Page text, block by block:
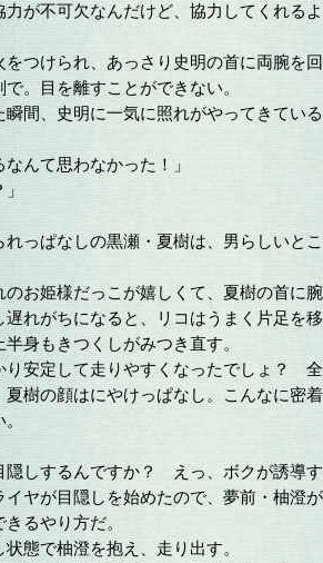
力が不可欠なんだけど、協力してくれる
つけられ、あっさり史明の首に両腕を
。目を離すことができない。
間、史明に一気に照れがやってきてい
んて思わなかった！」
っぱなしの黒瀬・夏樹は、男らしいと
お姫様だっこが嬉しくて、夏樹の首に
れがちになると、リコはうまく片足を
身もきつくしがみつき直す。
り安定して走りやすくなったでしょ？
樹の顔はにやけっぱなし。こんなに密
隠しするんですか？ えっ、ボクが誘導
ヤが目隠しを始めたので、夢前・柚澄
るやり方だ。
態で柚澄を抱え、走り出す。